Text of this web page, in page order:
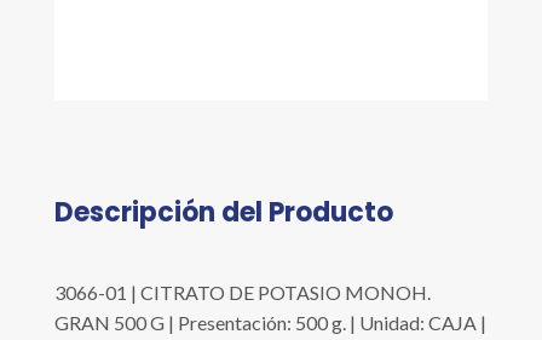
Descripción del Producto
3066-01 | CITRATO DE POTASIO MONOH.
GRAN 500 G | Presentación: 500 g. | Unidad: CAJA |